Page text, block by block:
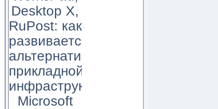
Desktop X,
RuPost: как
развивается
альтернатива
прикладной
инфраструктуре
Microsoft